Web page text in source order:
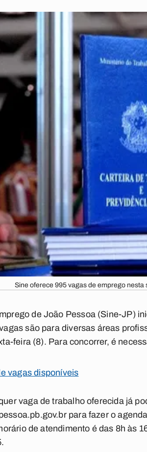
Sine oferece 995 vagas de emprego nesta
de João Pessoa (Sine-JP)
são para diversas áreas
feira (8). Para concorrer, é
vagas disponíveis
vaga de trabalho oferecida já
para fazer o
de atendimento é das 8h às